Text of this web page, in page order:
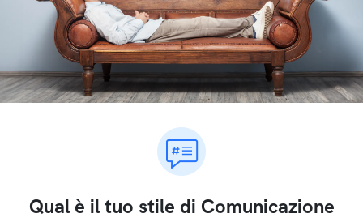
Qual è il tuo stile di Comunicazione